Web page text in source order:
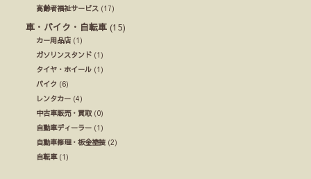
高齢者福祉サービス (17)
車・バイク・自転車 (15)
カー用品店 (1)
ガソリンスタンド (1)
タイヤ・ホイール (1)
バイク (6)
レンタカー (4)
中古車販売・買取 (0)
自動車ディーラー (1)
自動車修理・板金塗装 (2)
自転車(1)